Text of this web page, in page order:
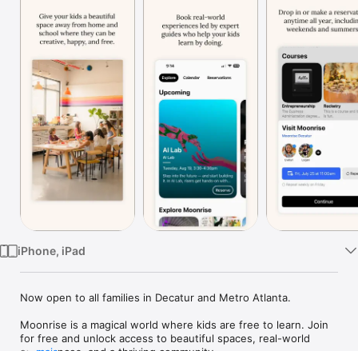
Vision
Watch
TV
iPhone, iPad
Now open to all families in Decatur and Metro Atlanta.
Moonrise is a magical world where kids are free to learn. Join
for free and unlock access to beautiful spaces, real-world